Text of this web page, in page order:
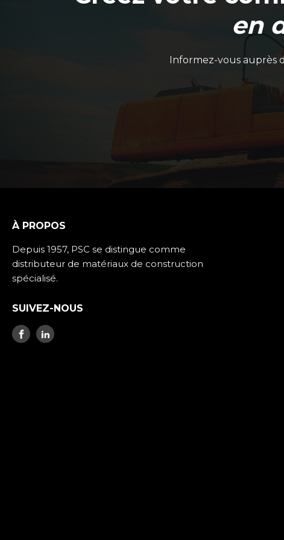
en
Informez-vous auprès
À PROPOS
Depuis 1957, PSC se distingue comme
distributeur de matériaux de construction
spécialisé.
SUIVEZ-NOUS